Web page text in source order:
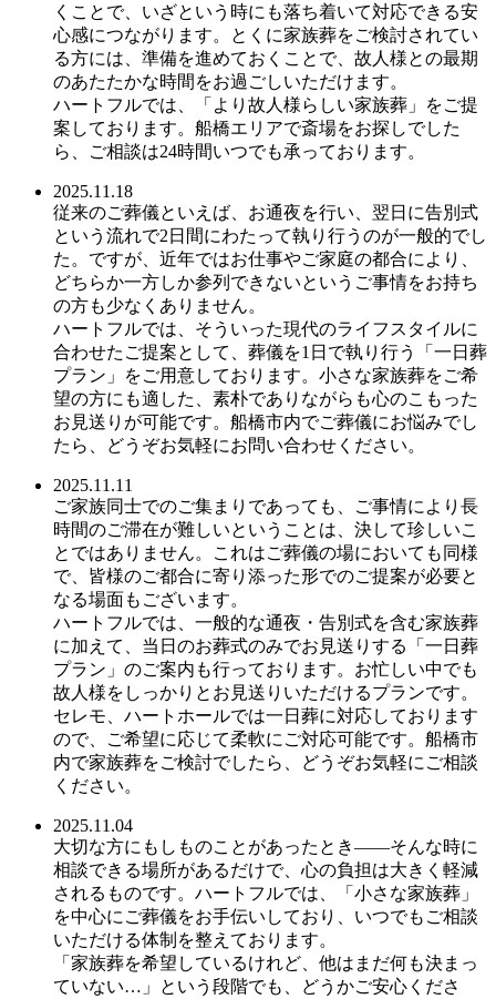
くことで、いざという時にも落ち着いて対応できる安
心感につながります。とくに家族葬をご検討されてい
る方には、準備を進めておくことで、故人様との最期
のあたたかな時間をお過ごしいただけます。
ハートフルでは、「より故人様らしい家族葬」をご提
案しております。船橋エリアで斎場をお探しでした
ら、ご相談は24時間いつでも承っております。
2025.11.18
従来のご葬儀といえば、お通夜を行い、翌日に告別式
という流れで2日間にわたって執り行うのが一般的でし
た。ですが、近年ではお仕事やご家庭の都合により、
どちらか一方しか参列できないというご事情をお持ち
の方も少なくありません。
ハートフルでは、そういった現代のライフスタイルに
合わせたご提案として、葬儀を1日で執り行う「一日葬
プラン」をご用意しております。小さな家族葬をご希
望の方にも適した、素朴でありながらも心のこもった
お見送りが可能です。船橋市内でご葬儀にお悩みでし
たら、どうぞお気軽にお問い合わせください。
2025.11.11
ご家族同士でのご集まりであっても、ご事情により長
時間のご滞在が難しいということは、決して珍しいこ
とではありません。これはご葬儀の場においても同様
で、皆様のご都合に寄り添った形でのご提案が必要と
なる場面もございます。
ハートフルでは、一般的な通夜・告別式を含む家族葬
に加えて、当日のお葬式のみでお見送りする「一日葬
プラン」のご案内も行っております。お忙しい中でも
故人様をしっかりとお見送りいただけるプランです。
セレモ、ハートホールでは一日葬に対応しております
ので、ご希望に応じて柔軟にご対応可能です。船橋市
内で家族葬をご検討でしたら、どうぞお気軽にご相談
ください。
2025.11.04
大切な方にもしものことがあったとき――そんな時に
相談できる場所があるだけで、心の負担は大きく軽減
されるものです。ハートフルでは、「小さな家族葬」
を中心にご葬儀をお手伝いしており、いつでもご相談
いただける体制を整えております。
「家族葬を希望しているけれど、他はまだ何も決まっ
ていない…」という段階でも、どうかご安心くださ